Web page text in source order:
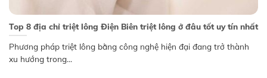
Top 8 địa chỉ triệt lông Điện Biên triệt lông ở đâu tốt uy tín nhất
Phương pháp triệt lông bằng công nghệ hiện đại đang trở thành
xu hướng trong...